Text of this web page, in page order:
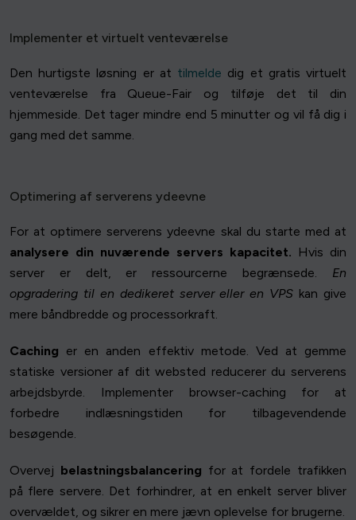
Implementer et virtuelt venteværelse
Den hurtigste løsning er at tilmelde dig et gratis virtuelt
venteværelse fra Queue-Fair og tilføje det til din
hjemmeside. Det tager mindre end 5 minutter og vil få dig i
gang med det samme.
Optimering af serverens ydeevne
For at optimere serverens ydeevne skal du starte med at
analysere din nuværende servers kapacitet. Hvis din
server er delt, er ressourcerne begrænsede. En
opgradering til en dedikeret server eller en VPS kan give
mere båndbredde og processorkraft.
Caching er en anden effektiv metode. Ved at gemme
statiske versioner af dit websted reducerer du serverens
arbejdsbyrde. Implementer browser-caching for at
forbedre indlæsningstiden for tilbagevendende
besøgende.
Overvej belastningsbalancering for at fordele trafikken
på flere servere. Det forhindrer, at en enkelt server bliver
overvældet, og sikrer en mere jævn oplevelse for brugerne.